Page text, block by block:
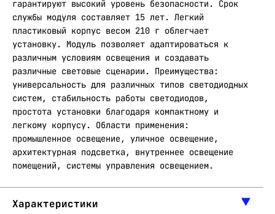
гарантируют высокий уровень безопасности. Срок
службы модуля составляет 15 лет. Легкий
пластиковый корпус весом 210 г облегчает
установку. Модуль позволяет адаптироваться к
различным условиям освещения и создавать
различные световые сценарии. Преимущества:
универсальность для различных типов светодиодных
систем, стабильность работы светодиодов,
простота установки благодаря компактному и
легкому корпусу. Области применения:
промышленное освещение, уличное освещение,
архитектурная подсветка, внутреннее освещение
помещений, системы управления освещением.
Характеристики